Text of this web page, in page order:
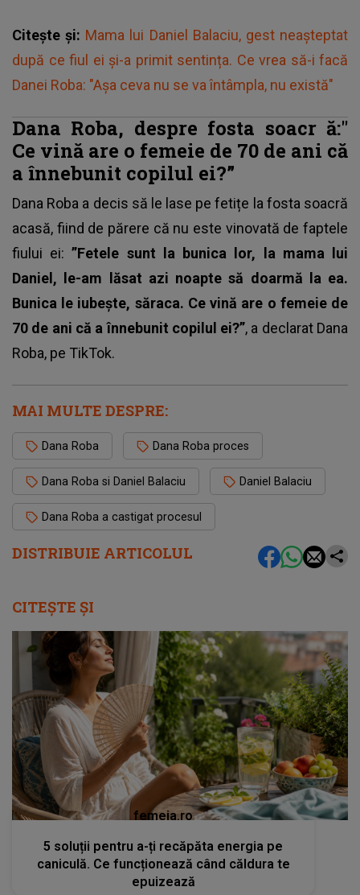
DISTRIBUIE ARTICOLUL
Citește și: Mama lui Daniel Balaciu, gest neașteptat
după ce fiul ei și-a primit sentința. Ce vrea să-i facă
Danei Roba: "Așa ceva nu se va întâmpla, nu există"
Dana Roba, despre fosta soacr ă:"
Ce vină are o femeie de 70 de ani că
a înnebunit copilul ei?”
Dana Roba a decis să le lase pe fetițe la fosta soacră
acasă, fiind de părere că nu este vinovată de faptele
fiului ei:”Fetele sunt la bunica lor, la mama lui
Daniel, le-am lăsat azi noapte să doarmă la ea.
Bunica le iubește, săraca. Ce vină are o femeie de
70 de ani că a înnebunit copilul ei?”, a declarat Dana
Roba, pe TikTok.
MAI MULTE DESPRE:
Dana Roba Dana Roba proces
Dana Roba si Daniel Balaciu Daniel Balaciu
Dana Roba a castigat procesul
CITEȘTE ȘI
femeia.ro
5 soluții pentru a-ți recăpăta energia pe
caniculă. Ce funcționează când căldura te
epuizează